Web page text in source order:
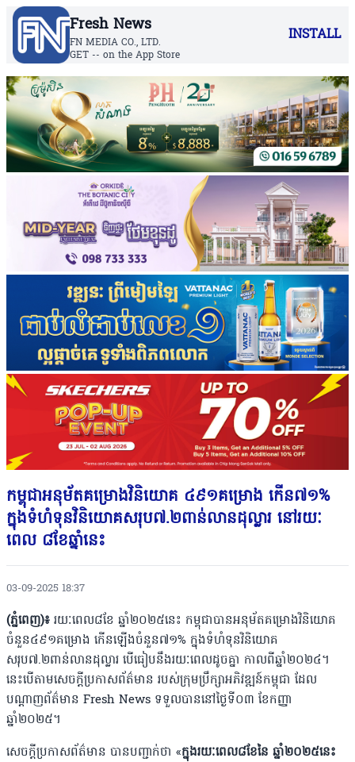
Fresh News
FN MEDIA CO., LTD.
GET -- on the App Store
INSTALL
កម្ពុជាអនុម័តគម្រោងវិនិយោគ ៤៩១គម្រោង កើន៧១%
ក្នុងទំហំទុនវិនិយោគសរុប៧.២ពាន់លានដុល្លារ នៅរយៈ
ពេល ៨ខែឆ្នាំនេះ
03-09-2025 18:37
(ភ្នំពេញ)៖ រយៈពេល៨ខែ ឆ្នាំ២០២៥នេះ កម្ពុជាបានអនុម័តគម្រោងវិនិយោគ
ចំនួន៤៩១គម្រោង កើនឡើងចំនួន៧១% ក្នុងទំហំទុនវិនិយោគ
សរុប៧.២ពាន់លានដុល្លារ បើធៀបនឹងរយៈពេលដូចគ្នា កាលពីឆ្នាំ២០២៤។
នេះបើតាមសេចក្តីប្រកាសព័ត៌មាន របស់ក្រុមប្រឹក្សាអភិវឌ្ឍន៍កម្ពុជា ដែល
បណ្ដាញព័ត៌មាន Fresh News ទទួលបាននៅថ្ងៃទី០៣ ខែកញ្ញា
ឆ្នាំ២០២៥។
សេចក្តីប្រកាសព័ត៌មាន បានបញ្ជាក់ថា «ក្នុងរយៈពេល៨ខែនៃ ឆ្នាំ២០២៥នេះ